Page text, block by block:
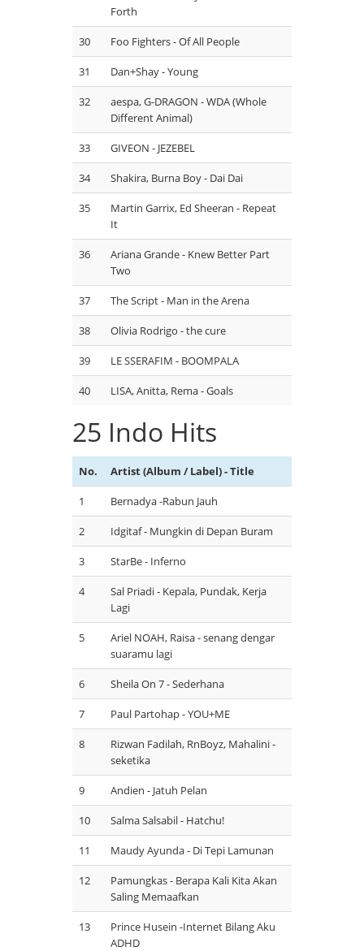
Forth
30 Foo Fighters - Of All People
31 Dan+Shay - Young
32
aespa, G-DRAGON - WDA (Whole
Different Animal)
33 GIVEON - JEZEBEL
34 Shakira, Burna Boy - Dai Dai
35
Martin Garrix, Ed Sheeran - Repeat
It
36
Ariana Grande - Knew Better Part
Two
37 The Script - Man in the Arena
38 Olivia Rodrigo - the cure
39 LE SSERAFIM - BOOMPALA
40 LISA, Anitta, Rema - Goals
25 Indo Hits
No. Artist (Album / Label) - Title
1 Bernadya -Rabun Jauh
2 Idgitaf - Mungkin di Depan Buram
3 StarBe - Inferno
4
Sal Priadi - Kepala, Pundak, Kerja
Lagi
5
Ariel NOAH, Raisa - senang dengar
suaramu lagi
6 Sheila On 7 - Sederhana
7 Paul Partohap - YOU+ME
8
Rizwan Fadilah, RnBoyz, Mahalini -
seketika
9 Andien - Jatuh Pelan
10 Salma Salsabil - Hatchu!
11 Maudy Ayunda - Di Tepi Lamunan
12
Pamungkas - Berapa Kali Kita Akan
Saling Memaafkan
13
Prince Husein -Internet Bilang Aku
ADHD